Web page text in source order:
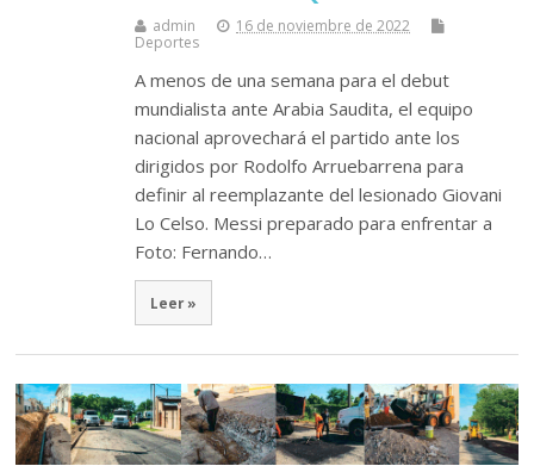
admin
16 de noviembre de 2022
Deportes
A menos de una semana para el debut
mundialista ante Arabia Saudita, el equipo
nacional aprovechará el partido ante los
dirigidos por Rodolfo Arruebarrena para
definir al reemplazante del lesionado Giovani
Lo Celso. Messi preparado para enfrentar a
Foto: Fernando…
Leer »